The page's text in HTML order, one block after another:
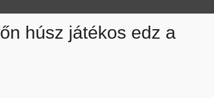
húsz játékos edz a